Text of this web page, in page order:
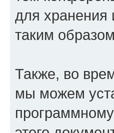
для
таким
Также, во
мы можем